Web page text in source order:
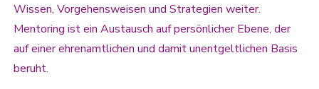
Wissen, Vorgehensweisen und Strategien weiter.
Mentoring ist ein Austausch auf persönlicher Ebene, der
auf einer ehrenamtlichen und damit unentgeltlichen Basis
beruht.